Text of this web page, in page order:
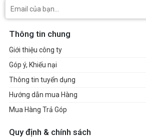
Supported
Processors
Supported
PWM
Weight
Thông tin chung
Giới thiệu công ty
Góp ý, Khiếu nại
Thông tin tuyển dụng
Hướng dẫn mua Hàng
Mua Hàng Trả Góp
Quy định & chính sách